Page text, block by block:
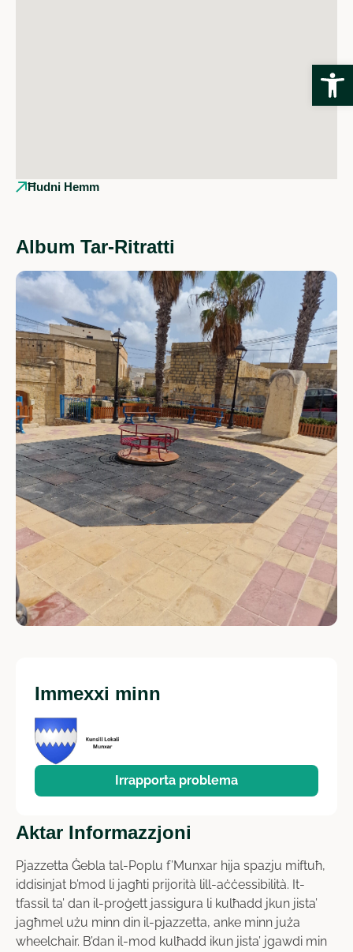
Ħudni Hemm
Album Tar-Ritratti
Immexxi minn
Irrapporta problema
Aktar Informazzjoni
Pjazzetta Ġebla tal-Poplu f’Munxar hija spazju miftuħ,
iddisinjat b’mod li jagħti prijorità lill-aċċessibilità. It-
tfassil ta’ dan il-proġett jassigura li kulħadd jkun jista’
jagħmel użu minn din il-pjazzetta, anke minn juża
wheelchair. B’dan il-mod kulħadd ikun jista’ jgawdi min